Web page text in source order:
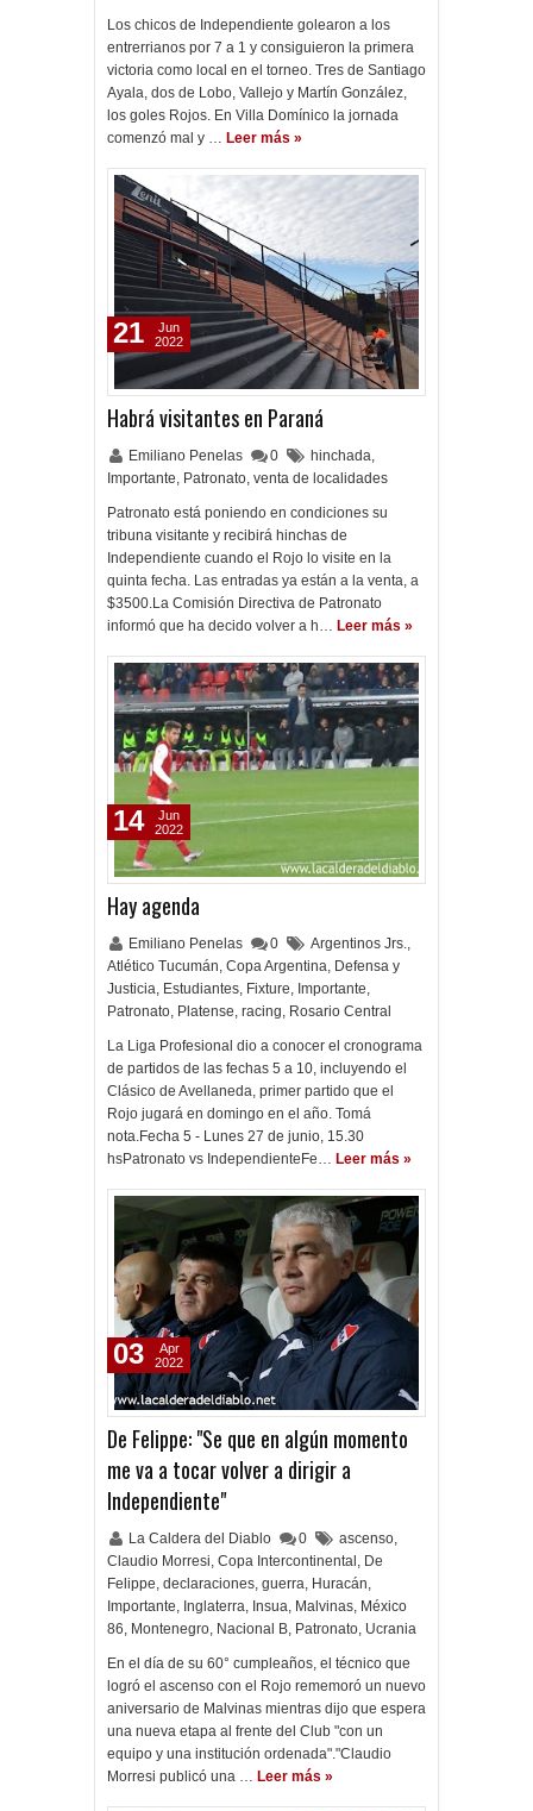
Los chicos de Independiente golearon a los
entrerrianos por 7 a 1 y consiguieron la primera
victoria como local en el torneo. Tres de Santiago
Ayala, dos de Lobo, Vallejo y Martín González,
los goles Rojos. En Villa Domínico la jornada
comenzó mal y … Leer más »
Habrá visitantes en Paraná
Emiliano Penelas 0 hinchada,
Importante, Patronato, venta de localidades
Patronato está poniendo en condiciones su
tribuna visitante y recibirá hinchas de
Independiente cuando el Rojo lo visite en la
quinta fecha. Las entradas ya están a la venta, a
$3500.La Comisión Directiva de Patronato
informó que ha decido volver a h… Leer más »
21
Jun
2022
Hay agenda
Emiliano Penelas 0 Argentinos Jrs.,
Atlético Tucumán, Copa Argentina, Defensa y
Justicia, Estudiantes, Fixture, Importante,
Patronato, Platense, racing, Rosario Central
La Liga Profesional dio a conocer el cronograma
de partidos de las fechas 5 a 10, incluyendo el
Clásico de Avellaneda, primer partido que el
Rojo jugará en domingo en el año. Tomá
nota.Fecha 5 - Lunes 27 de junio, 15.30
hsPatronato vs IndependienteFe… Leer más »
14
Jun
2022
De Felippe: "Se que en algún momento
me va a tocar volver a dirigir a
Independiente"
La Caldera del Diablo 0 ascenso,
Claudio Morresi, Copa Intercontinental , De
Felippe, declaraciones, guerra, Huracán,
Importante, Inglaterra, Insua, Malvinas, México
86, Montenegro, Nacional B, Patronato, Ucrania
En el día de su 60° cumpleaños, el técnico que
logró el ascenso con el Rojo rememoró un nuevo
aniversario de Malvinas mientras dijo que espera
una nueva etapa al frente del Club "con un
equipo y una institución ordenada"."Claudio
Morresi publicó una … Leer más »
03
Apr
2022